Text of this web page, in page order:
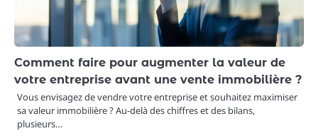
Comment faire pour augmenter la valeur de
votre entreprise avant une vente immobilière ?
Vous envisagez de vendre votre entreprise et souhaitez maximiser
sa valeur immobilière ? Au-delà des chiffres et des bilans,
plusieurs…